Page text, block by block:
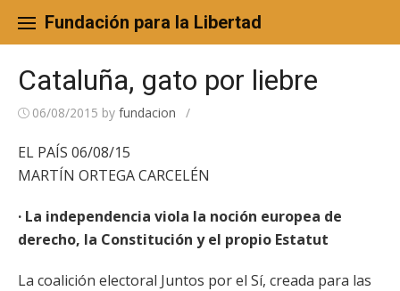
content
Fundación para la Libertad
Cataluña, gato por liebre
06/08/2015 by fundacion /
EL PAÍS 06/08/15
MARTÍN ORTEGA CARCELÉN
· La independencia viola la noción europea de
derecho, la Constitución y el propio Estatut
La coalición electoral Juntos por el Sí, creada para las